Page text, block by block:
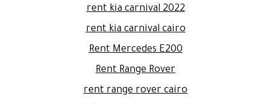
rent kia carnival 2022
rent kia carnival cairo
Rent Mercedes E200
Rent Range Rover
rent range rover cairo